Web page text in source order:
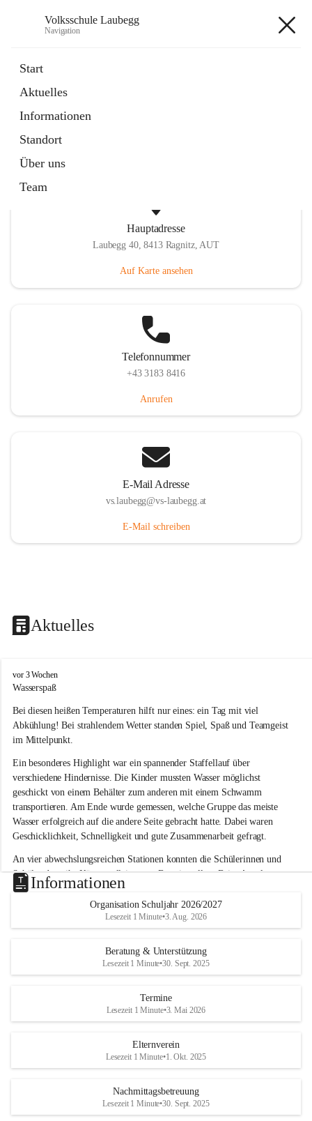
Volksschule Laubegg
Navigation
Start
Aktuelles
Informationen
Standort
Über uns
Team
Artikel
in
Tab
Hauptadresse
Laubegg 40, 8413 Ragnitz, AUT
Auf Karte ansehen
Telefonnummer
+43 3183 8416
Anrufen
E-Mail Adresse
vs.laubegg@vs-laubegg.at
E-Mail schreiben
Aktuelles
V
o
k
s
s
h
u
l
e
L
a
u
e
g
g
vor 3 Wochen
Wasserspaß
Bei diesen heißen Temperaturen hilft nur eines: ein Tag mit viel
Abkühlung! Bei strahlendem Wetter standen Spiel, Spaß und Teamgeist
im Mittelpunkt.
Ein besonderes Highlight war ein spannender Staffellauf über
verschiedene Hindernisse. Die Kinder mussten Wasser möglichst
geschickt von einem Behälter zum anderen mit einem Schwamm
transportieren. Am Ende wurde gemessen, welche Gruppe das meiste
Wasser erfolgreich auf die andere Seite gebracht hatte. Dabei waren
Geschicklichkeit, Schnelligkeit und gute Zusammenarbeit gefragt.
An vier abwechslungsreichen Stationen konnten die Schülerinnen und
Schüler dann ihr Können allein unter Beweis stellen. Beim Angeln
waren Geduld und Fingerspitzengefühl gefragt, während beim
Zielschießen mit Wasserpistolen oder Schwämmen Treffsicherheit
bewiesen werden musste.
Niemand blieb trocken, und die Kinder genossen die willkommene
Abkühlung bei sommerlichen Temperaturen. Mit vielen lachenden
Informationen
Organisation Schuljahr 2026/2027
Lesezeit 1 Minute•3. Aug. 2026
Beratung & Unterstützung
Lesezeit 1 Minute•30. Sept. 2025
Termine
Lesezeit 1 Minute•3. Mai 2026
Elternverein
Lesezeit 1 Minute•1. Okt. 2025
Nachmittagsbetreuung
Lesezeit 1 Minute•30. Sept. 2025